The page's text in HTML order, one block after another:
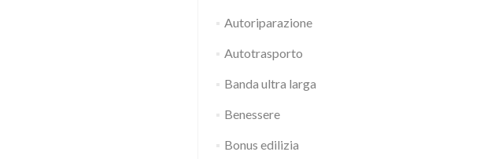
Autoriparazione
Autotrasporto
Banda ultra larga
Benessere
Bonus edilizia